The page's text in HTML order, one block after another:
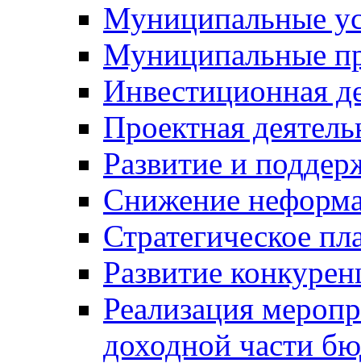
Муниципальные
Муниципальные
Инвестиционная
Проектная
Развитие и
Снижение
Стратегическое
Развитие
Реализация
доходной части